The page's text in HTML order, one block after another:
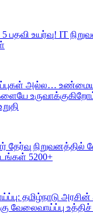
உயர்வு! IT
அல்ல…
தேர்வு நிறுவனத்தில்
5200+
தமிழ்நாடு அரசின்
வேலைவாய்ப்பு